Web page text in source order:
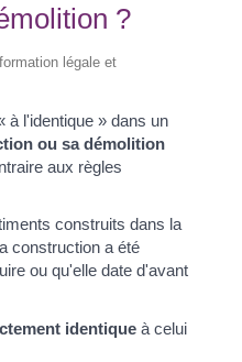
?
légale et
à l'identique » dans un
ou sa démolition
aux règles
construits dans la
construction a été
ou qu'elle date d'avant
identique à celui